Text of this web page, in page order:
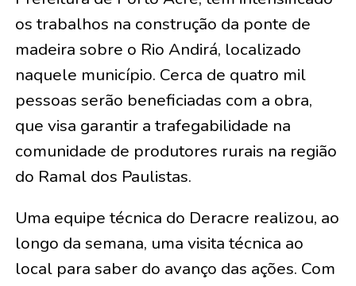
os trabalhos na construção da ponte de
madeira sobre o Rio Andirá, localizado
naquele município. Cerca de quatro mil
pessoas serão beneficiadas com a obra,
que visa garantir a trafegabilidade na
comunidade de produtores rurais na região
do Ramal dos Paulistas.
Uma equipe técnica do Deracre realizou, ao
longo da semana, uma visita técnica ao
local para saber do avanço das ações. Com